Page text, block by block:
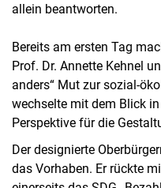
allein beantworten.
Bereits am ersten Tag
Prof. Dr. Annette Kehnel
anders“ Mut zur sozial-
wechselte mit dem Blick
Perspektive für die
Der designierte
das Vorhaben. Er rückte